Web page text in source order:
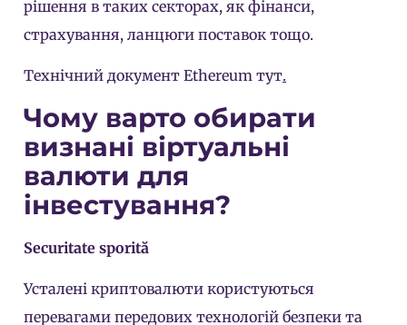
рішення в таких секторах, як фінанси,
страхування, ланцюги поставок тощо.
Технічний документ Ethereum тут.
Чому варто обирати
визнані віртуальні
валюти для
інвестування?
Securitate sporită
Усталені криптовалюти користуються
перевагами передових технологій безпеки та